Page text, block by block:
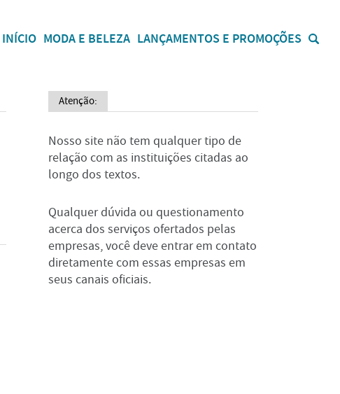
INÍCIO MODA E BELEZA LANÇAMENTOS E PROMOÇÕES
Atenção:
Nosso site não tem qualquer tipo de
relação com as instituições citadas ao
longo dos textos.
Qualquer dúvida ou questionamento
acerca dos serviços ofertados pelas
empresas, você deve entrar em contato
diretamente com essas empresas em
seus canais oficiais.